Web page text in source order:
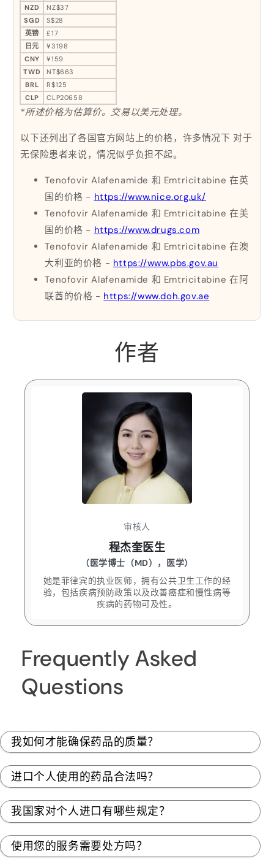
NZD
SGD
英镑
日元
CNY
TWD
BRL
CLP
NZ$37
S$28
£17
¥3198
¥159
NT$663
R$125
CLP20658
*所述价格为估算价。交易以美元处理。
以下还列出了各国官方网站上的价格，许多情况下 对于
无保险患者来说，情况似乎负担不起。
Tenofovir Alafenamide 和 Emtricitabine 在英
国的价格 - https://www.nice.org.uk/
Tenofovir Alafenamide 和 Emtricitabine 在美
国的价格 - https://www.drugs.com
Tenofovir Alafenamide 和 Emtricitabine 在澳
大利亚的价格 - https://www.pbs.gov.au
Tenofovir Alafenamide 和 Emtricitabine 在阿
联酋的价格 - https://www.doh.gov.ae
作者
审核人
程杰奎医生
（医学博士（MD），医学）
她是菲律宾的执业医师，拥有公共卫生工作的经
验，包括疾病预防政策以及改善癌症和慢性病等
疾病的药物可及性。
Frequently Asked
Questions
我如何才能确保药品的质量？
进口个人使用的药品合法吗？
我国家对个人进口有哪些规定？
使用您的服务需要处方吗？